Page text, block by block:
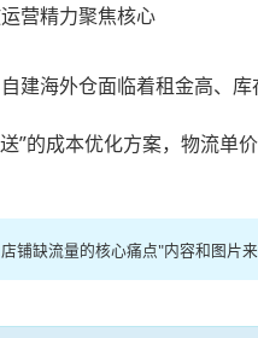
营精力聚焦核心
建海外仓面临着租金高、
”的成本优化方案，物流单
铺缺流量的核心痛点"内容和图片